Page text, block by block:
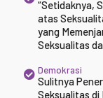
“Setidaknya,
atas
yang
Seksualitas
Demokrasi
Sulitnya
Seksualitas di